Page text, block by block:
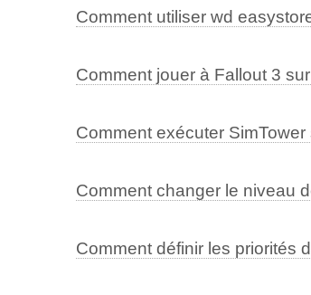
Comment utiliser wd
Comment jouer à Fallout 3
Comment exécuter
Comment changer le niveau
Comment définir les priorités